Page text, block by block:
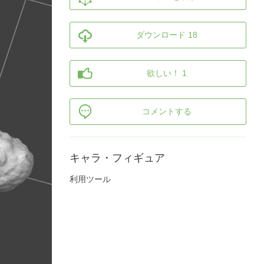
ダウンロード 18
欲しい！ 1
コメントする
キャラ・フィギュア
利用ツール